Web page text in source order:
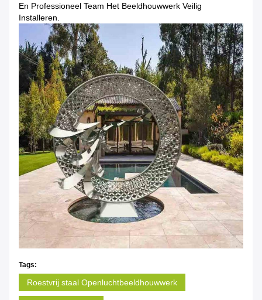
En Professioneel Team Het Beeldhouwwerk Veilig
Installeren.
Tags:
Roestvrij staal Openluchtbeeldhouwwerk